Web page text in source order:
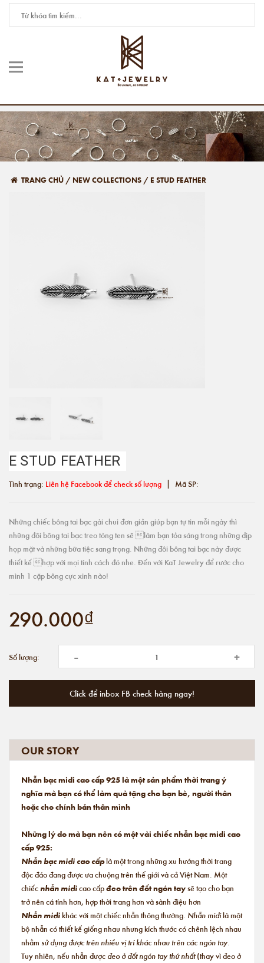
TRANG CHỦ / NEW COLLECTIONS / E STUD FEATHER
E STUD FEATHER
Tình trạng: Liên hệ Facebook để check số lượng | Mã SP:
Những chiếc bông tai bạc gài chui đơn giản giúp bạn tự tin mỗi ngày thì
những đôi bông tai bạc treo tòng ten sẽ làm bạn tỏa sáng trong những dịp
họp mặt và những bữa tiệc sang trọng. Những đôi bông tai bạc này được
thiết kế hợp với mọi tính cách đó nhe. Đến với KaT Jewelry để rước cho
mình 1 cặp bông cực xinh nào!
290.000₫
Số lượng: - +
Click để inbox FB check hàng ngay!
OUR STORY
Nhẫn bạc midi cao cấp 925 là một sản phẩm thời trang ý
nghĩa mà bạn có thể làm quà tặng cho bạn bè, người thân
hoặc cho chính bản thân mình
Những lý do mà bạn nên có một vài chiếc nhẫn bạc midi cao
cấp 925:
Nhẫn bạc midi cao cấplà một trong những xu hướng thời trang
độc đáo đang được ưa chuộng trên thế giới và cả Việt Nam. Một
chiếcnhẫn midicao cấpđeo trên đốt ngón taysẽ tạo cho bạn
trở nên cá tính hơn, hợp thời trang hơn và sành điệu hơn
Nhẫn midikhác với một chiếc nhẫn thông thường. Nhẫn midilà một
bộ nhẫn có thiết kế giống nhau nhưng kích thước có chênh lệch nhau
nhằm sử dụng được trên nhiều vị trí khác nhau trên các ngón tay.
Tuy nhiên, nếu nhẫn được đeo ở đốt ngón tay thứ nhất(thay vì đeo ở